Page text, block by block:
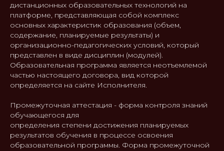
дистанционных образовательных технологий на
платформе, представляющая собой комплекс
основных характеристик образования (объем,
содержание, планируемые результаты) и
организационно-педагогических условий, который
представлен в виде дисциплин (модулей).
Образовательная программа является неотъемлемой
частью настоящего договора, вид которой
определяется на сайте Исполнителя.
Промежуточная аттестация - форма контроля знаний
обучающегося для
определения степени достижения планируемых
результатов обучения в процессе освоения
образовательной программы. Форма промежуточной